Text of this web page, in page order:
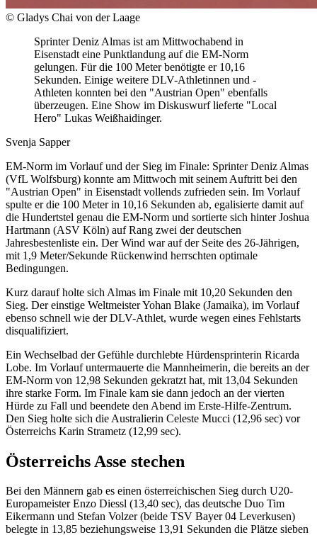
© Gladys Chai von der Laage
Sprinter Deniz Almas ist am Mittwochabend in
Eisenstadt eine Punktlandung auf die EM-Norm
gelungen. Für die 100 Meter benötigte er 10,16
Sekunden. Einige weitere DLV-Athletinnen und -
Athleten konnten bei den "Austrian Open" ebenfalls
überzeugen. Eine Show im Diskuswurf lieferte "Local
Hero" Lukas Weißhaidinger.
Svenja Sapper
EM-Norm im Vorlauf und der Sieg im Finale: Sprinter Deniz Almas
(VfL Wolfsburg) konnte am Mittwoch mit seinem Auftritt bei den
"Austrian Open" in Eisenstadt vollends zufrieden sein. Im Vorlauf
spulte er die 100 Meter in 10,16 Sekunden ab, egalisierte damit auf
die Hundertstel genau die EM-Norm und sortierte sich hinter Joshua
Hartmann (ASV Köln) auf Rang zwei der deutschen
Jahresbestenliste ein. Der Wind war auf der Seite des 26-Jährigen,
mit 1,9 Meter/Sekunde Rückenwind herrschten optimale
Bedingungen.
Kurz darauf holte sich Almas im Finale mit 10,20 Sekunden den
Sieg. Der einstige Weltmeister Yohan Blake (Jamaika), im Vorlauf
ebenso schnell wie der DLV-Athlet, wurde wegen eines Fehlstarts
disqualifiziert.
Ein Wechselbad der Gefühle durchlebte Hürdensprinterin Ricarda
Lobe. Im Vorlauf untermauerte die Mannheimerin, die bereits an der
EM-Norm von 12,98 Sekunden gekratzt hat, mit 13,04 Sekunden
ihre starke Form. Im Finale kam sie dann jedoch an der vierten
Hürde zu Fall und beendete den Abend im Erste-Hilfe-Zentrum.
Den Sieg holte sich die Australierin Celeste Mucci (12,96 sec) vor
Österreichs Karin Strametz (12,99 sec).
Österreichs Asse stechen
Bei den Männern gab es einen österreichischen Sieg durch U20-
Europameister Enzo Diessl (13,40 sec), das deutsche Duo Tim
Eikermann und Stefan Volzer (beide TSV Bayer 04 Leverkusen)
belegte in 13,85 beziehungsweise 13,91 Sekunden die Plätze sieben